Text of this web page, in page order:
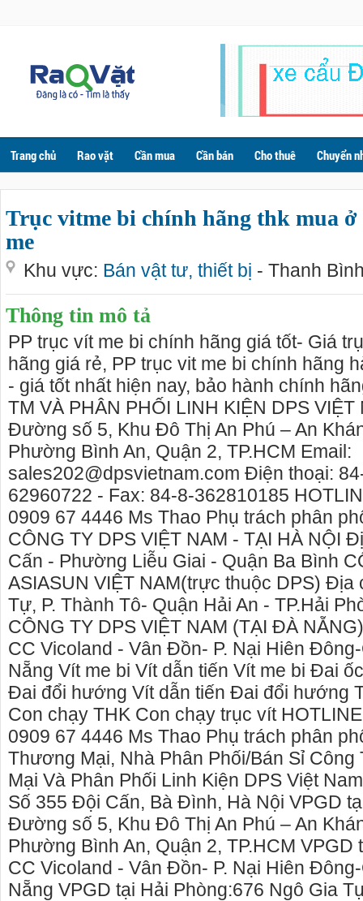
Trang chủ Rao vặt Cần mua Cần bán Cho thuê Chuyển
Trục vitme bi chính hãng thk mua
me
Khu vực: Bán vật tư, thiết bị - Thanh
Thông tin mô tả
PP trục vít me bi chính hãng giá tốt- Giá
hãng giá rẻ, PP trục vit me bi chính hãng
- giá tốt nhất hiện nay, bảo hành chính
TM VÀ PHÂN PHỐI LINH KIỆN DPS
Đường số 5, Khu Đô Thị An Phú – An
Phường Bình An, Quận 2, TP.HCM Email:
sales202@dpsvietnam.com Điện thoại:
62960722 - Fax: 84-8-362810185
0909 67 4446 Ms Thao Phụ trách phân
CÔNG TY DPS VIỆT NAM - TẠI HÀ NỘI
Cấn - Phường Liễu Giai - Quận Ba Bình
ASIASUN VIỆT NAM(trực thuộc DPS) Địa
Tự, P. Thành Tô- Quận Hải An - TP.Hải
CÔNG TY DPS VIỆT NAM (TẠI ĐÀ
CC Vicoland - Vân Đồn- P. Nại Hiên
Nẵng Vít me bi Vít dẫn tiến Vít me bi Đai
Đai đổi hướng Vít dẫn tiến Đai đổi hướng
Con chạy THK Con chạy trục vít
0909 67 4446 Ms Thao Phụ trách phân
Thương Mại, Nhà Phân Phối/Bán Sỉ​
Mại Và Phân Phối Linh Kiện DPS Việt
Số 355 Đội Cấn, Bà Đình, Hà Nội VPGD
Đường số 5, Khu Đô Thị An Phú – An
Phường Bình An, Quận 2, TP.HCM
CC Vicoland - Vân Đồn- P. Nại Hiên
Nẵng VPGD tại Hải Phòng:676 Ngô Gia
cho thue xe may phu yen - cho thuê xe máy
phú yên
0387560028 cho thuê xe máy phú yên - Cho
thuê xe máy ở tại Tuy Hòa Phú Yên
Giấy vệ sinh
phân phối giấy
Nẵng
Chúng tôi là đơn
sinh công
liên hê